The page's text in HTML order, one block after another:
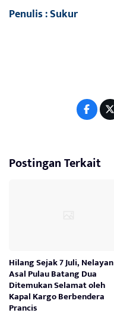
Penulis : Sukur
Postingan Terkait
Hilang Sejak 7 Juli, Nelayan
Asal Pulau Batang Dua
Ditemukan Selamat oleh
Kapal Kargo Berbendera
Prancis